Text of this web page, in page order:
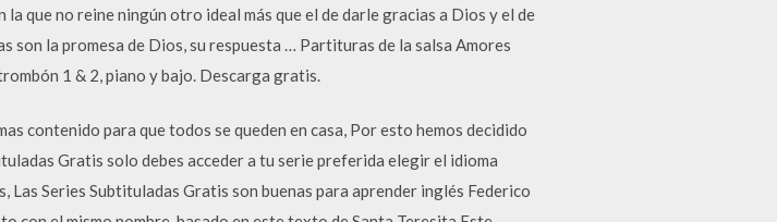
que no reine ningún otro ideal más que el de darle gracias a Dios y el de
son la promesa de Dios, su respuesta … Partituras de la salsa Amores
1 & 2, piano y bajo. Descarga gratis.
contenido para que todos se queden en casa, Por esto hemos decidido
Gratis solo debes acceder a tu serie preferida elegir el idioma
Series Subtituladas Gratis son buenas para aprender inglés Federico